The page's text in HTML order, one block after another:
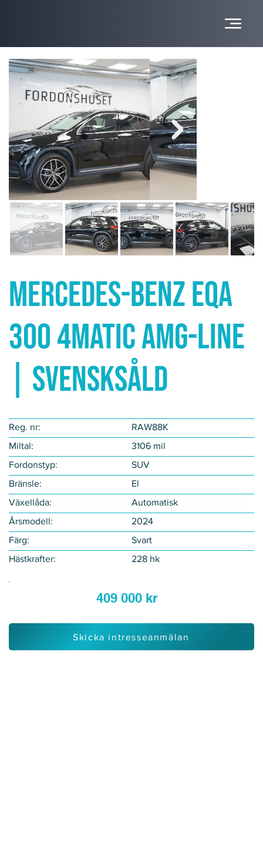
Mercedes-Benz EQA
300 4MATIC AMG-LINE
| SVENSKSÅLD
Reg. nr:
Miltal:
Fordonstyp​:
Bränsle:
Växellåda:
Årsmodell:
Färg:
Hästkrafter:
409 000 kr
Skicka intresseanmälan
RAW88K
3106 mil
SUV
El
Automatisk
2024
Svart
228 hk